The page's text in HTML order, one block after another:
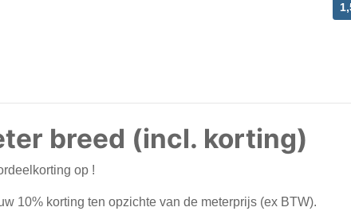
breed (incl. korting)
op !
10% korting ten opzichte van de meterprijs (ex BTW).